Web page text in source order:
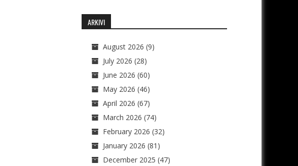
ARKIVI
August 2026 (9)
July 2026 (28)
June 2026 (60)
May 2026 (46)
April 2026 (67)
March 2026 (74)
February 2026 (32)
January 2026 (81)
December 2025 (47)